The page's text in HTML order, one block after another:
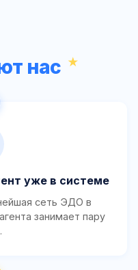
нас
уже в системе
сеть ЭДО в
занимает пару